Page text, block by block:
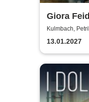
Giora
World
Kulmbach,
13.01.2027